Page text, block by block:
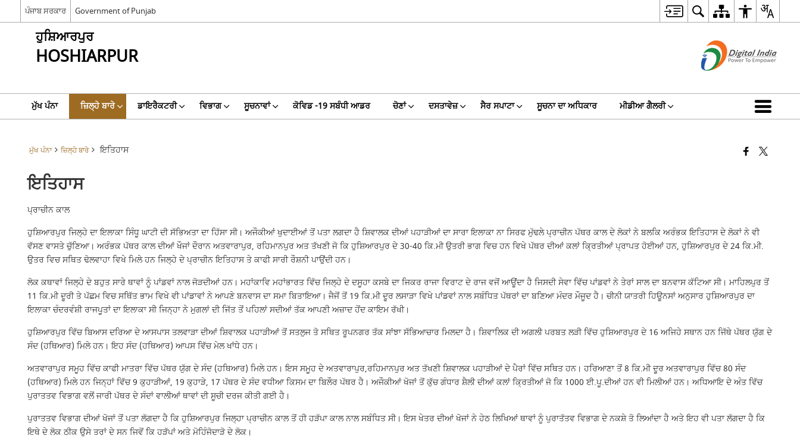
ਪੰਜਾਬ ਸਰਕਾਰ Government of Punjab
ਹੁਸ਼ਿਆਰਪੁਰ
HOSHIARPUR
ਮੁੱਖ ਪੰਨਾ ਜ਼ਿਲ੍ਹੇ ਬਾਰੇ ਡਾਇਰੈਕਟਰੀ ਵਿਭਾਗ ਸੂਚਨਾਵਾਂ ਕੋਵਿਡ -19 ਸਬੰਧੀ ਆਡਰ ਚੋਣਾਂ ਦਸਤਾਵੇਜ਼ ਸੈਰ ਸਪਾਟਾ ਸੂਚਨਾ ਦਾ ਅਧਿਕਾਰ ਮੀਡੀਆ ਗੈਲਰੀ
ਮੁੱਖ ਪੰਨਾ ਜ਼ਿਲ੍ਹੇ ਬਾਰੇ ਇਤਿਹਾਸ
ਇਤਿਹਾਸ
ਪ੍ਰਾਚੀਨ ਕਾਲ
ਹੁਸ਼ਿਆਰਪੁਰ ਜਿਲ੍ਹੇ ਦਾ ਇਲਾਕਾ ਸਿੰਧੂ ਘਾਟੀ ਦੀ ਸੱਭਿਅਤਾ ਦਾ ਹਿੱਸਾ ਸੀ। ਅਜੌਕੀਆਂ ਖੁਦਾਈਆਂ ਤੋਂ ਪਤਾ ਲਗਦਾ ਹੈ ਸ਼ਿਵਾਲਕ ਦੀਆਂ ਪਹਾੜੀਆਂ ਦਾ ਸਾਰਾ ਇਲਾਕਾ ਨਾ ਸਿਰਫ ਮੁੱਢਲੇ ਪ੍ਰਾਚੀਨ ਪੱਥਰ ਕਾਲ ਦੇ ਲੋਕਾਂ ਨੇ ਬਲਕਿ ਅਰੰਭਕ ਇਤਿਹਾਸ ਦੇ ਲੋਕਾਂ ਨੇ ਵੀ
ਵੱਸਣ ਵਾਸਤੇ ਚੁੱਣਿਆ। ਅਰੰਭਕ ਪੱਥਰ ਕਾਲ ਦੀਆਂ ਖੌਜਾਂ ਦੌਰਾਨ ਅਤਵਾਰਾਪੁਰ, ਰਹਿਮਾਨਪੁਰ ਅਤ ਤੱਖਣੀ ਜੋ ਕਿ ਹੁਸ਼ਿਆਰਪੁਰ ਦੇ 30-40 ਕਿ.ਮੀ ਉਤਰੀ ਭਾਗ ਵਿਚ ਹਨ ਵਿਖੇ ਪੱਥਰ ਦੀਆਂ ਕਲਾਂ ਕ੍ਰਿਤੀਆਂ ਪ੍ਰਾਪਤ ਹੋਈਆਂ ਹਨ, ਹੁਸ਼ਿਆਰਪੁਰ ਦੇ 24 ਕਿ.ਮੀ.
ਉਤਰ ਵਿਚ ਸਥਿਤ ਢੋਲਵਾਹਾ ਵਿਖੇ ਮਿਲੇ ਹਨ ਜਿਲ੍ਹੇ ਦੇ ਪ੍ਰਾਚੀਨ ਇਤਿਹਾਸ ਤੇ ਕਾਫੀ ਸਾਰੀ ਰੌਸ਼ਨੀ ਪਾਉਂਦੀ ਹਨ।
ਲੋਕ ਕਥਾਵਾਂ ਜਿਲ੍ਹੇ ਦੇ ਬਹੁਤ ਸਾਰੇ ਥਾਵਾਂ ਨੂੰ ਪਾਂਡਵਾਂ ਨਾਲ ਜੋੜਦੀਆਂ ਹਨ। ਮਹਾਂਕਾਵਿ ਮਹਾਂਭਾਰਤ ਵਿੱਚ ਜਿਲ੍ਹੇ ਦੇ ਦਸੂਹਾ ਕਸਬੇ ਦਾ ਜਿਕਰ ਰਾਜਾ ਵਿਰਾਟ ਦੇ ਰਾਜ ਵਜੋਂ ਆਊਂਦਾ ਹੈ ਜਿਸਦੀ ਸੇਵਾ ਵਿੱਚ ਪਾਂਡਵਾਂ ਨੇ ਤੇਰਾਂ ਸਾਲ ਦਾ ਬਨਵਾਸ ਕੱਟਿਆ ਸੀ। ਮਾਹਿਲਪੁਰ ਤੋਂ
11 ਕਿ.ਮੀ ਦੂਰੀ ਤੇ ਪੱਛਮ ਵਿਚ ਸਥਿੱਤ ਭਾਮ ਵਿਖੇ ਵੀ ਪਾਂਡਾਵਾਂ ਨੇ ਆਪਣੇ ਬਨਵਾਸ ਦਾ ਸਮਾ ਬਿਤਾਇਆ। ਜੈਜੋਂ ਤੋਂ 19 ਕਿ.ਮੀ ਦੂਰ ਲਸਾੜਾ ਵਿਖੇ ਪਾਂਡਵਾਂ ਨਾਲ ਸਬੰਧਿਤ ਪੱਥਰਾਂ ਦਾ ਬਣਿਆ ਮੰਦਰ ਮੌਜੂਦ ਹੈ। ਚੀਨੀ ਯਾਤਰੀ ਹਿਊਨਸਾਂ ਅਨੁਸਾਰ ਹੁਸ਼ਿਆਰਪੁਰ ਦਾ
ਇਲਾਕਾ ਚੰਦਰਵੰਸ਼ੀ ਰਾਜਪੂਤਾਂ ਦਾ ਇਲਾਕਾ ਸੀ ਜਿਨ੍ਹਾ ਨੇ ਮੁਗਲਾਂ ਦੀ ਜਿੱਤ ਤੋਂ ਪਹਿਲਾਂ ਸਦੀਆਂ ਤੱਕ ਆਪਣੀ ਅਜ਼ਾਦ ਹੋਂਦ ਕਾਇਮ ਰੱਖੀ।
ਹੁਸ਼ਿਆਰਪੁਰ ਵਿੱਚ ਬਿਆਸ ਦਰਿਆ ਦੇ ਆਸਪਾਸ ਤਲਵਾੜਾ ਦੀਆਂ ਸ਼ਿਵਾਲਕ ਪਹਾੜੀਆਂ ਤੋਂ ਸਤਲੁਜ ਤੋ ਸਥਿਤ ਰੂਪਨਗਰ ਤੱਕ ਸਾਂਝਾ ਸੱਭਿਆਚਾਰ ਮਿਲਦਾ ਹੈ। ਸ਼ਿਵਾਲਿਕ ਦੀ ਅਗਲੀ ਪਰਬਤ ਲੜੀ ਵਿੱਚ ਹੁਸ਼ਿਆਰਪੁਰ ਦੇ 16 ਅਜਿਹੇ ਸਥਾਨ ਹਨ ਜਿੱਥੇ ਪੱਥਰ ਯੁੱਗ ਦੇ
ਸੰਦ (ਹਥਿਆਰ) ਮਿਲੇ ਹਨ। ਇਹ ਸੰਦ (ਹਥਿਆਰ) ਆਪਸ ਵਿੱਚ ਮੇਲ ਖਾਂਧੇ ਹਨ।
ਅਤਵਾਰਾਪੁਰ ਸਮੂਹ ਵਿੱਚ ਕਾਫੀ ਮਾਤਰਾ ਵਿੱਚ ਪੱਥਰ ਯੁੱਗ ਦੇ ਸੰਦ (ਹਥਿਆਰ) ਮਿਲੇ ਹਨ। ਇਸ ਸਮੂਹ ਦੇ ਅਤਵਾਰਾਪੁਰ,ਰਹਿਮਾਨਪੁਰ ਅਤ ਤੱਖਣੀ ਸ਼ਿਵਾਲਕ ਪਹਾੜੀਆਂ ਦੇ ਪੈਰਾਂ ਵਿੱਚ ਸਥਿਤ ਹਨ। ਹਰਿਆਣਾ ਤੋਂ 8 ਕਿ.ਮੀ ਦੂਰ ਅਤਵਾਰਾਪੁਰ ਵਿੱਚ 80 ਸੰਦ
(ਹਥਿਆਰ) ਮਿਲੇ ਹਨ ਜਿਨ੍ਹਾਂ ਵਿੱਚ 9 ਕੁਹਾੜੀਆਂ, 19 ਕੁਹਾੜੇ, 17 ਪੱਥਰ ਦੇ ਸੰਦ ਵਧੀਆ ਕਿਸਮ ਦਾ ਬਿਲੌਰ ਪੱਥਰ ਹੈ। ਅਜੌਕੀਆਂ ਖੋਜਾਂ ਤੋਂ ਕੁੱਚ ਗੰਧਾਰ ਸ਼ੈਲੀ ਦੀਆਂ ਕਲਾਂ ਕ੍ਰਿਤੀਆਂ ਜੋ ਕਿ 1000 ਈ.ਪੂ.ਦੀਆਂ ਹਨ ਵੀ ਮਿਲੀਆਂ ਹਨ। ਅਧਿਆਇ ਦੇ ਅੰਤ ਵਿੱਚ
ਪੁਰਾਤਤਵ ਵਿਭਾਗ ਵਲੋਂ ਜਾਰੀ ਪੱਥਰ ਦੇ ਸੰਦਾਂ ਵਾਲੀਆਂ ਥਾਵਾਂ ਦੀ ਸੂਚੀ ਦਰਜ ਕੀਤੀ ਗਈ ਹੈ।
ਪੁਰਾਤਤਵ ਵਿਭਾਗ ਦੀਆਂ ਖੋਜਾਂ ਤੋਂ ਪਤਾ ਲੱਗਦਾ ਹੈ ਕਿ ਹੁਸ਼ਿਆਰਪੁਰ ਜਿਲ੍ਹਾ ਪ੍ਰਾਚੀਨ ਕਾਲ ਤੋਂ ਹੀ ਹੜੱਪਾ ਕਾਲ ਨਾਲ ਸਬੰਧਿਤ ਸੀ। ਇਸ ਖੇਤਰ ਦੀਆਂ ਖੋਜਾਂ ਨੇ ਹੇਠ ਲਿਖਿਆਂ ਥਾਵਾਂ ਨੂੰ ਪੁਰਾਤੱਤਵ ਵਿਭਾਗ ਦੇ ਨਕਸ਼ੇ ਤੋ ਲਿਆਂਦਾ ਹੈ ਅਤੇ ਇਹ ਵੀ ਪਤਾ ਲੱਗਦਾ ਹੈ ਕਿ
ਇਥੇ ਦੇ ਲੋਕ ਠੀਕ ਉਸੇ ਤਰਾਂ ਦੇ ਸਨ ਜਿਵੋਂ ਕਿ ਹੜੱਪਾਂ ਅਤੇ ਮੋਹਿੰਜੋਦਾੜੋ ਦੇ ਲੋਕ।